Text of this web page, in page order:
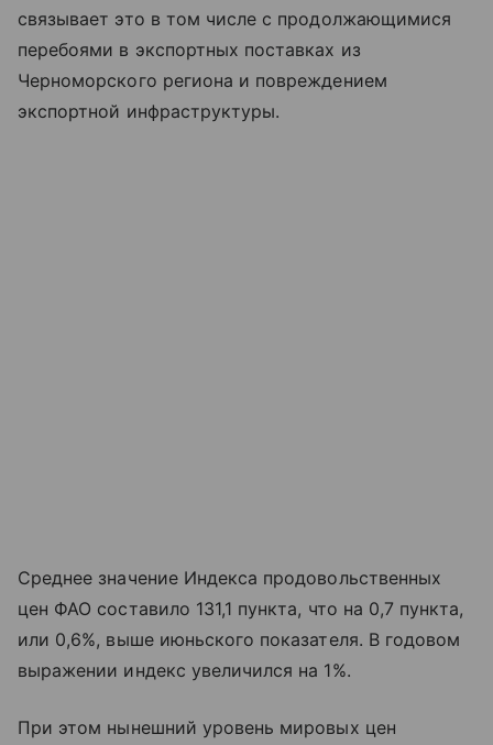
связывает это в том числе с продолжающимися
перебоями в экспортных поставках из
Черноморского региона и повреждением
экспортной инфраструктуры.
Среднее значение Индекса продовольственных
цен ФАО составило 131,1 пункта, что на 0,7 пункта,
или 0,6%, выше июньского показателя. В годовом
выражении индекс увеличился на 1%.
При этом нынешний уровень мировых цен